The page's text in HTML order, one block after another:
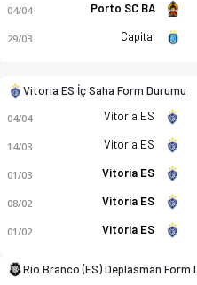
Vitoria ES - Rio Branco AC
04/04 Porto SC BA
29/03 Capital
Vitoria ES İç Saha Form Durumu
04/04 Vitoria ES
14/03 Vitoria ES
01/03 Vitoria ES
08/02 Vitoria ES
01/02 Vitoria ES
Rio Branco (ES) Deplasman Form